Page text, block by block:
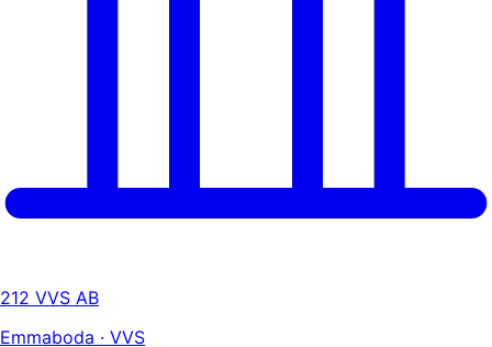
212 VVS AB
Emmaboda · VVS